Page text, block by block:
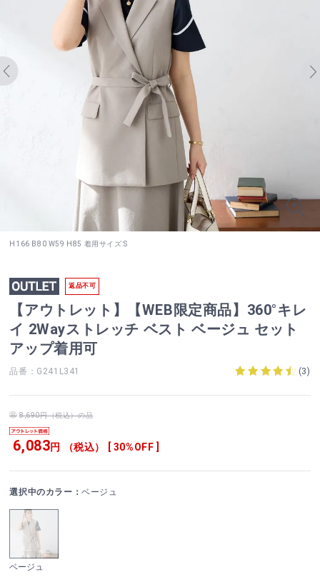
H166 B80 W59 H85 着用サイズ:S
返品不可
【アウトレット】【WEB限定商品】360°キレ
イ 2Wayストレッチ ベスト ベージュ セット
アップ着用可
品番：G241L341 (3)
8,690円（税込）の品
6,083円 （税込） [ 30%OFF ]
選択中のカラー：ベージュ
ベージュ